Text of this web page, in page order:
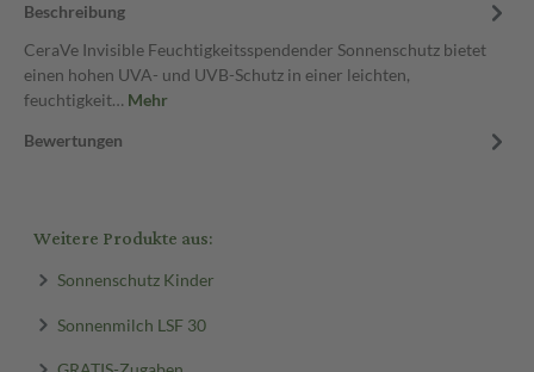
Beschreibung
CeraVe Invisible Feuchtigkeitsspendender Sonnenschutz bietet
einen hohen UVA- und UVB-Schutz in einer leichten,
feuchtigkeit… Mehr
Bewertungen
Weitere Produkte aus:
Sonnenschutz Kinder
Sonnenmilch LSF 30